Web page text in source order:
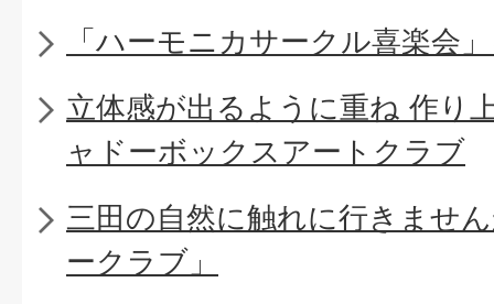
「ハーモニカサークル喜楽会
立体感が出るように重ね 作り
ャドーボックスアートクラブ
三田の自然に触れに行きませ
ークラブ」